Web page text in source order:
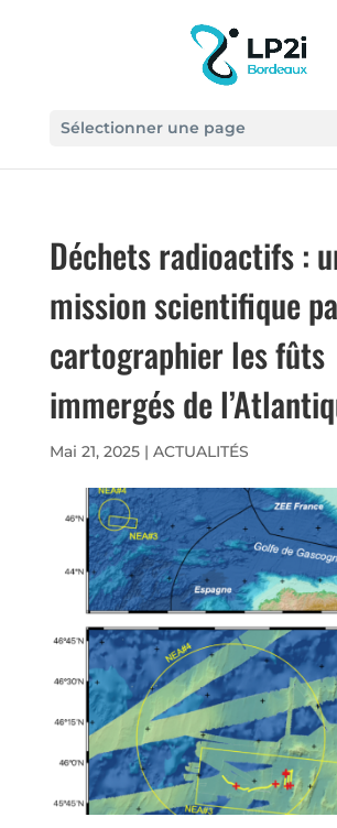
Sélectionner une page
Déchets radioactifs :
mission scientifique
cartographier les fûts
immergés de
Mai 21, 2025| ACTUALITÉS